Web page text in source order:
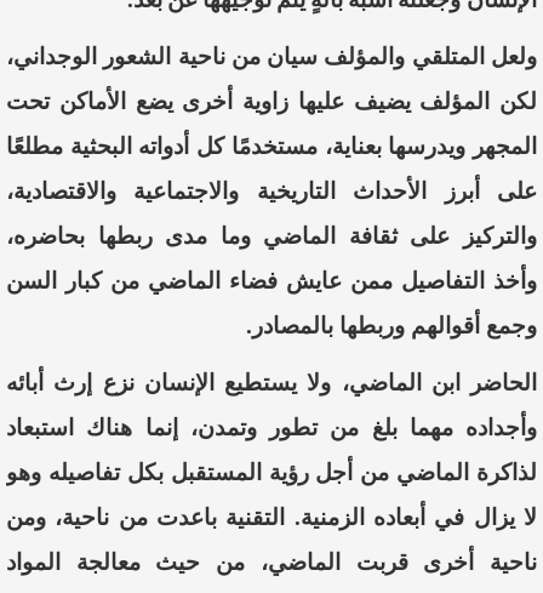
ولعل المتلقي والمؤلف سيان من ناحية الشعور ا لوجداني،
لكن
المؤلف يضيف عليها زاوية أخرىيضع الأماكن تحت
المجهر ويدرسها بعناية،مستخدمًا كل أدواته البحثية مطلعًا
على
أبرز الأحداث التاريخية والاجتماعية
والاقتصادية،
والتركيز
على ثقافة الماضي وما مدى ربطها بحاضره،
وأخذ
التفاصيل ممن عايش فضاء الماضي من كبار
السن
وجمع أقوالهم وربطها بالمصادر .
الحاضر ابن الماضي، ولا يستطيع الإنسان نزع رث
بائه
وأجداده مهما بلغ من تطور وتمدن، إنما هناك
استبعاد
لذاكرة
الماضي من أجل رؤية المستقبلبكل تفاصيله وهو
لا يزال في أبعاده الزمنية. التقنية باعدت من ناحية، ومن
ناحية
أخرى قربت الماضي، من حيث معالجة
المواد